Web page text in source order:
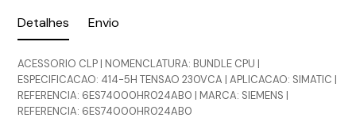
Detalhes Envio
ACESSORIO CLP | NOMENCLATURA: BUNDLE CPU |
ESPECIFICACAO: 414-5H TENSAO 230VCA | APLICACAO: SIMATIC |
REFERENCIA: 6ES74000HR024AB0 | MARCA: SIEMENS |
REFERENCIA: 6ES74000HR024AB0